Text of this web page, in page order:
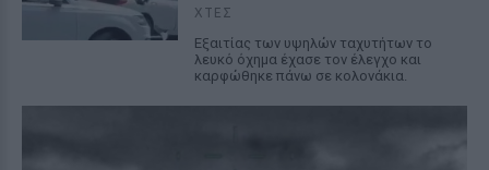
ΧΤΕΣ
Εξαιτίας των υψηλών ταχυτήτων το
λευκό όχημα έχασε τον έλεγχο και
καρφώθηκε πάνω σε κολονάκια.